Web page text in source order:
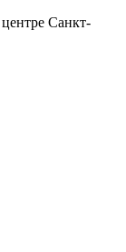
Санкт-